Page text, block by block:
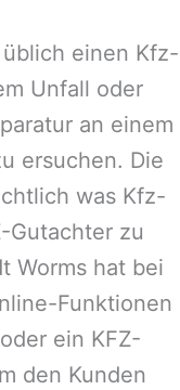
einen Kfz-
Unfall oder
an einem
ersuchen. Die
was Kfz-
Gutachter zu
Worms hat bei
Funktionen
ein KFZ-
den Kunden